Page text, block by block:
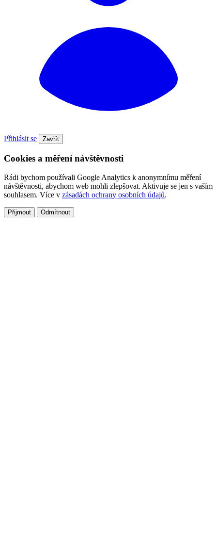
Přihlásit se Zavřít
Cookies a měření návštěvnosti
Rádi bychom používali Google Analytics k anonymnímu měření
návštěvnosti, abychom web mohli zlepšovat. Aktivuje se jen s vaším
souhlasem. Více v zásadách ochrany osobních údajů.
Přijmout Odmítnout